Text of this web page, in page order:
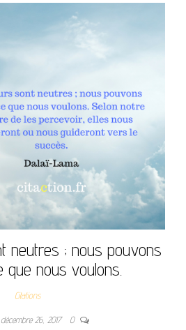
neutres ; nous pouvons
que nous voulons.
Citations
décembre 26, 2017 0